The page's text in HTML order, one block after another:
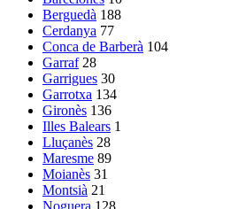
Berguedà 188
Cerdanya 77
Conca de Barberà 104
Garraf 28
Garrigues 30
Garrotxa 134
Gironès 136
Illes Balears 1
Lluçanès 28
Maresme 89
Moianès 31
Montsià 21
Noguera 128